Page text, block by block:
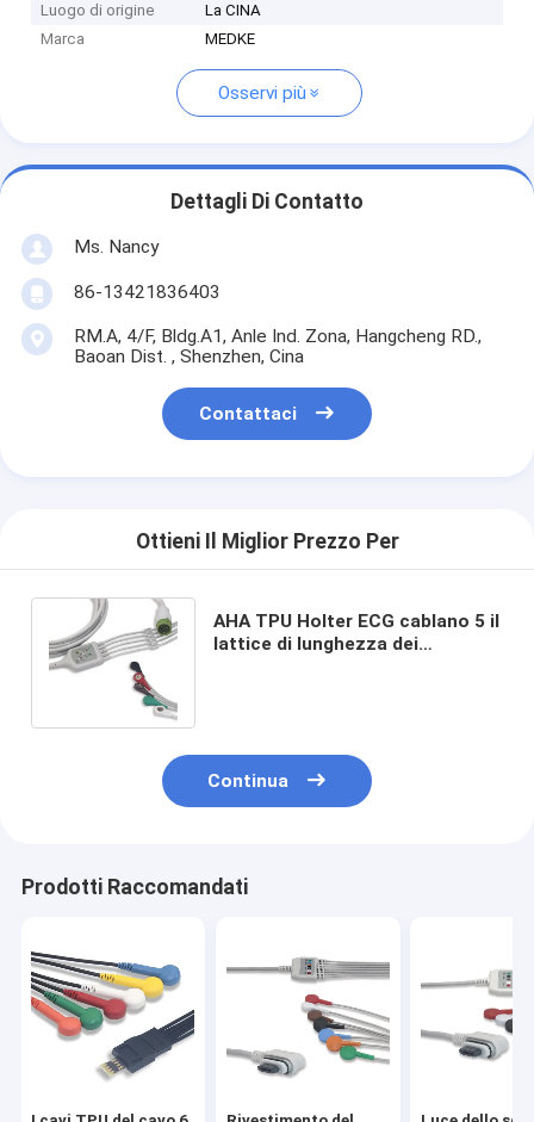
Luogo di origine
La CINA
Marca
MEDKE
Osservi più
Dettagli Di Contatto
Ms. Nancy
86-13421836403
RM.A, 4/F, Bldg.A1, Anle Ind. Zona, Hangcheng RD.,
Baoan Dist. , Shenzhen, Cina
Contattaci
Ottieni Il Miglior Prezzo Per
AHA TPU Holter ECG cablano 5 il
lattice di lunghezza dei
Continua
Prodotti Raccomandati